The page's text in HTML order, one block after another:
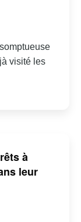
visité les
à
leur